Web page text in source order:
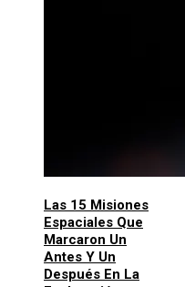
Las 15 Misiones
Espaciales Que
Marcaron Un
Antes Y Un
Después En La